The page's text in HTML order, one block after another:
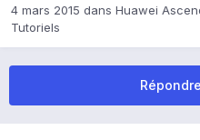
4 mars 2015 dans Huawei
Tutoriels